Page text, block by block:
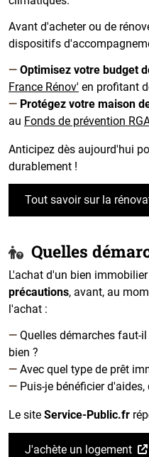
Avant d'acheter ou de
dispositifs
Optimisez votre budget
France Rénov' en profitant
Protégez votre maison
au Fonds de prévention
Anticipez dès aujourd'hui
durablement !
Tout savoir sur la
Quelles
L'achat d'un bien
précautions, avant, au
l'achat :
Quelles démarches faut-
bien ?
Avec quel type de prêt
Puis-je bénéficier
Le site Service-Public.fr
J'achète un logement